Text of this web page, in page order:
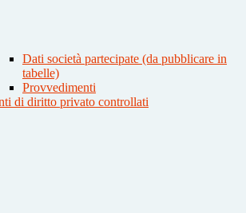
Dati società partecipate (da pubblicare in
tabelle)
Provvedimenti
di diritto privato controllati